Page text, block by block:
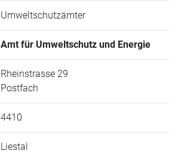
Umweltschutzämter
Amt für Umweltschutz und Energie
Rheinstrasse 29
Postfach
4410
Liestal